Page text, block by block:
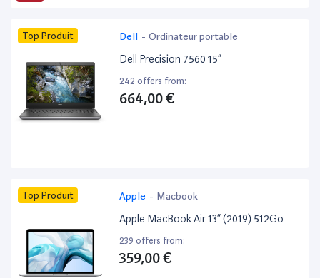
Top Produit Dell - Ordinateur portable
Dell Precision 7560 15”
242 offers from:
664,00 €
Top Produit Apple - Macbook
Apple MacBook Air 13” (2019) 512Go
239 offers from:
359,00 €